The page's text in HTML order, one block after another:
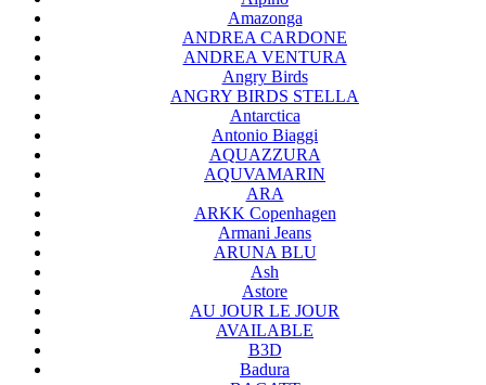
Amazonga
ANDREA CARDONE
ANDREA VENTURA
Angry Birds
ANGRY BIRDS STELLA
Antarctica
Antonio Biaggi
AQUAZZURA
AQUVAMARIN
ARA
ARKK Copenhagen
Armani Jeans
ARUNA BLU
Ash
Astore
AU JOUR LE JOUR
AVAILABLE
B3D
Badura